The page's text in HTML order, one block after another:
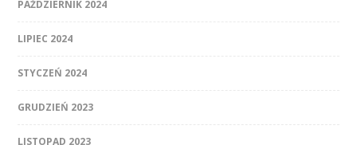
PAŹDZIERNIK 2024
LIPIEC 2024
STYCZEŃ 2024
GRUDZIEŃ 2023
LISTOPAD 2023